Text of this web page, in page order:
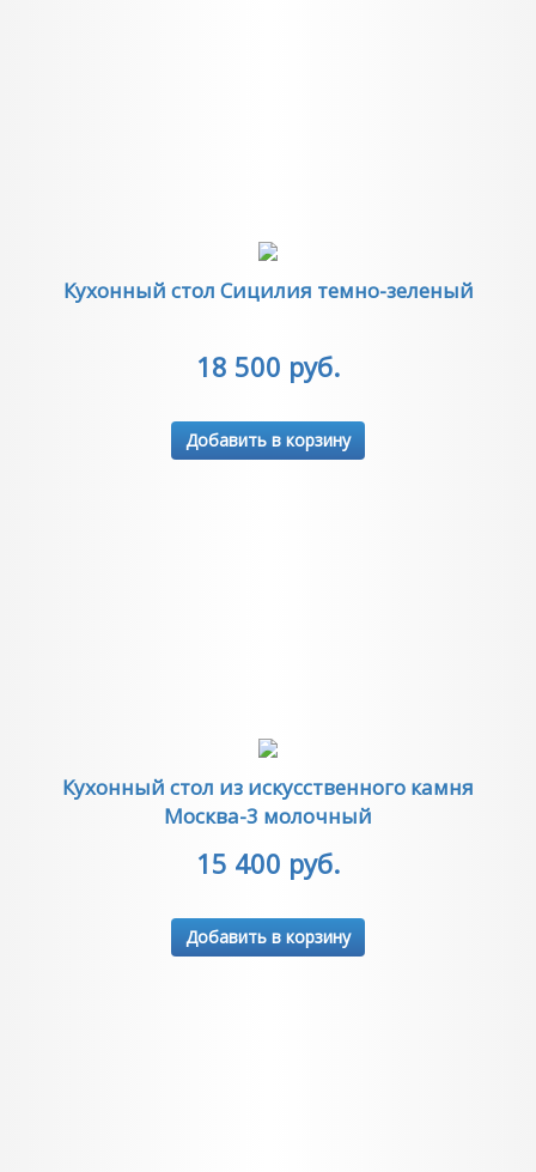
Кухонный стол Сицилия темно-зеленый
18 500 руб.
Добавить в корзину
Кухонный стол из искусственного камня
Москва-3 молочный
15 400 руб.
Добавить в корзину